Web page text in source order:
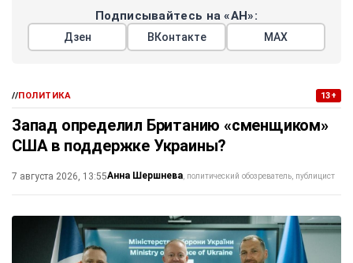
Подписывайтесь на «АН»:
Дзен ВКонтакте МАХ
//ПОЛИТИКА 13+
Запад определил Британию «сменщиком»
США в поддержке Украины?
7 августа 2026, 13:55Анна Шершнева политический обозреватель, публицист